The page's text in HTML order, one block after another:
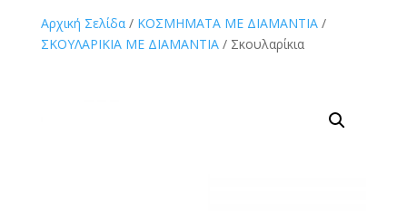
Αρχική Σελίδα/ ΚΟΣΜΗΜΑΤΑ ΜΕ ΔΙΑΜΑΝΤΙΑ/
ΣΚΟΥΛΑΡΙΚΙΑ ΜΕ ΔΙΑΜΑΝΤΙΑ/ Σκουλαρίκια